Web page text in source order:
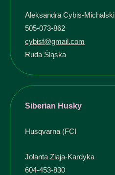
Aleksandra Cybis-Michalski
505-073-862
cybisf@gmail.com
Ruda Śląska
Siberian Husky
Husqvarna (FCI
Jolanta Ziaja-Kardyka
604-453-830